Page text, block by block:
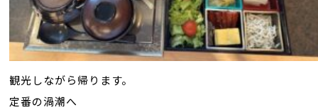
観光しながら帰ります。
定番の渦潮へ